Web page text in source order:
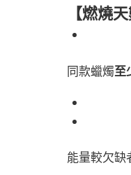
【燃燒天
同款蠟燭至
能量較欠缺